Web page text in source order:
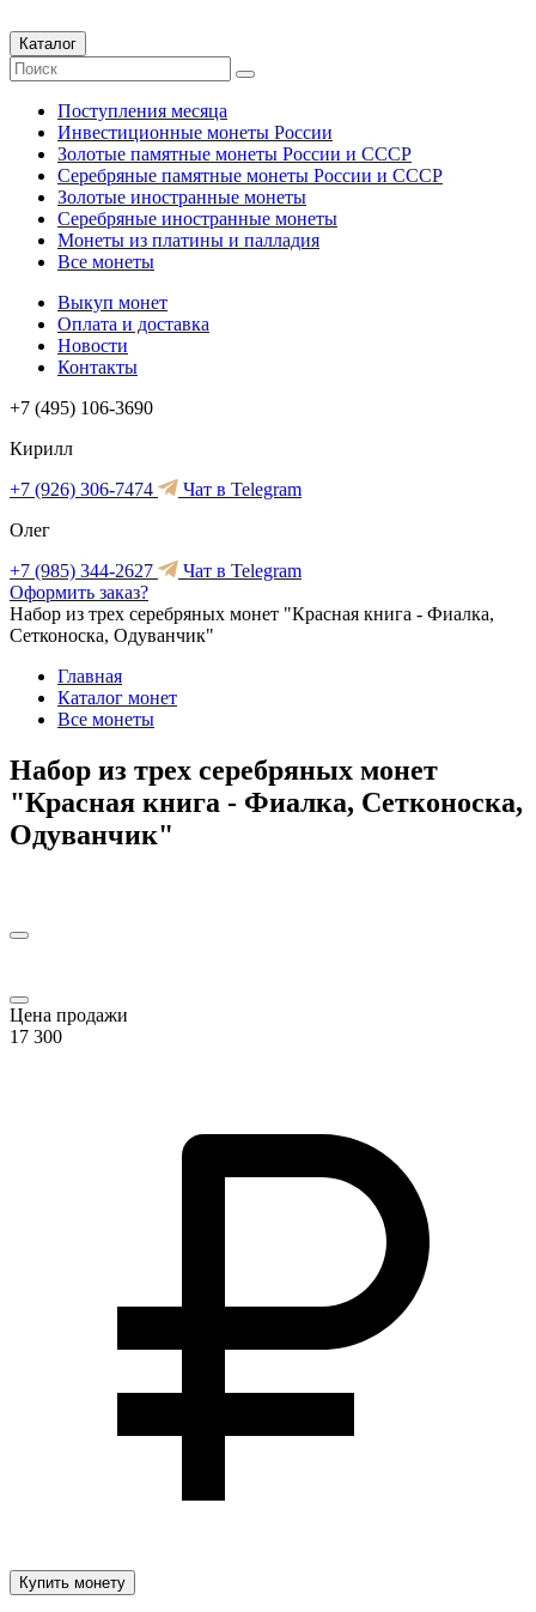
Каталог
Поступления месяца
Инвестиционные монеты России
Золотые памятные монеты России и СССР
Серебряные памятные монеты России и СССР
Золотые иностранные монеты
Серебряные иностранные монеты
Монеты из платины и палладия
Все монеты
Выкуп монет
Оплата и доставка
Новости
Контакты
+7 (495) 106-3690
Кирилл
+7 (926) 306-7474
Чат в Telegram
Олег
+7 (985) 344-2627
Чат в Telegram
Оформить заказ?
Набор из трех серебряных монет "Красная книга - Фиалка,
Сетконоска, Одуванчик"
Главная
Каталог монет
Все монеты
Набор из трех серебряных монет
"Красная книга - Фиалка, Сетконоска,
Одуванчик"
Цена продажи
17 300
Купить монету